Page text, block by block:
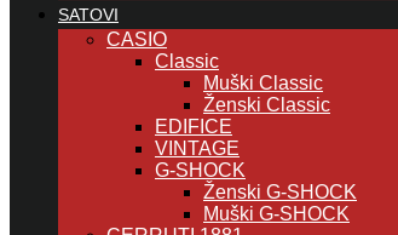
SATOVI
CASIO
Classic
Muški Classic
Ženski Classic
EDIFICE
VINTAGE
G-SHOCK
Ženski G-SHOCK
Muški G-SHOCK